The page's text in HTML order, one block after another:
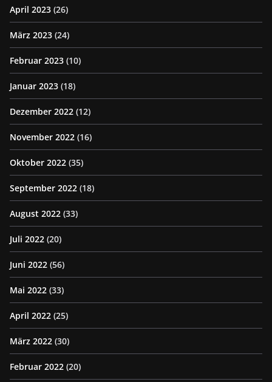
April 2023 (26)
März 2023 (24)
Februar 2023 (10)
Januar 2023 (18)
Dezember 2022 (12)
November 2022 (16)
Oktober 2022 (35)
September 2022 (18)
August 2022 (33)
Juli 2022 (20)
Juni 2022 (56)
Mai 2022 (33)
April 2022 (25)
März 2022 (30)
Februar 2022 (20)